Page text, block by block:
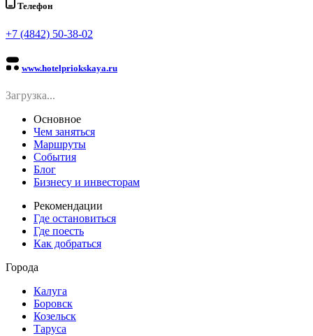
Телефон
+7 (4842) 50-38-02
www.hotelpriokskaya.ru
Загрузка...
Основное
Чем заняться
Маршруты
События
Блог
Бизнесу и инвесторам
Рекомендации
Где остановиться
Где поесть
Как добраться
Города
Калуга
Боровск
Козельск
Таруса